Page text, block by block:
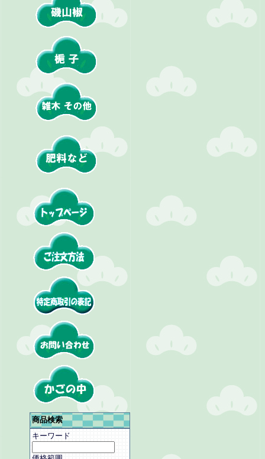
商品検索
キーワード